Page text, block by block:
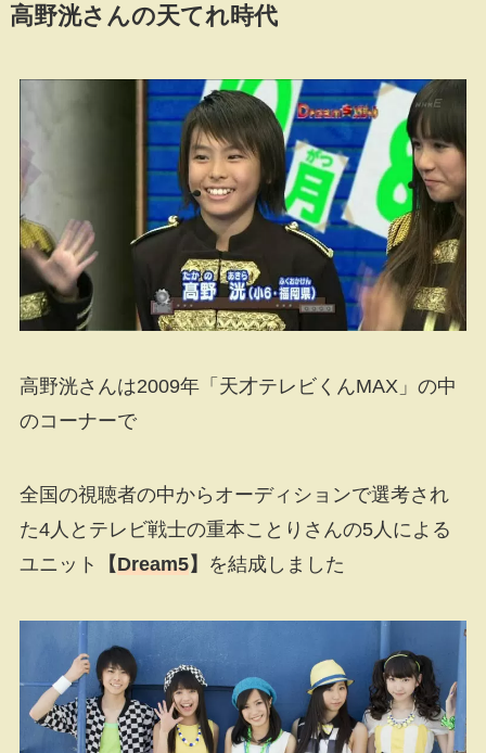
高野洸さんの天てれ時代
高野洸さんは2009年「天才テレビくんMAX」の中
のコーナーで
全国の視聴者の中からオーディションで選考され
た4人とテレビ戦士の重本ことりさんの5人による
ユニット
【Dream5】 を結成しました